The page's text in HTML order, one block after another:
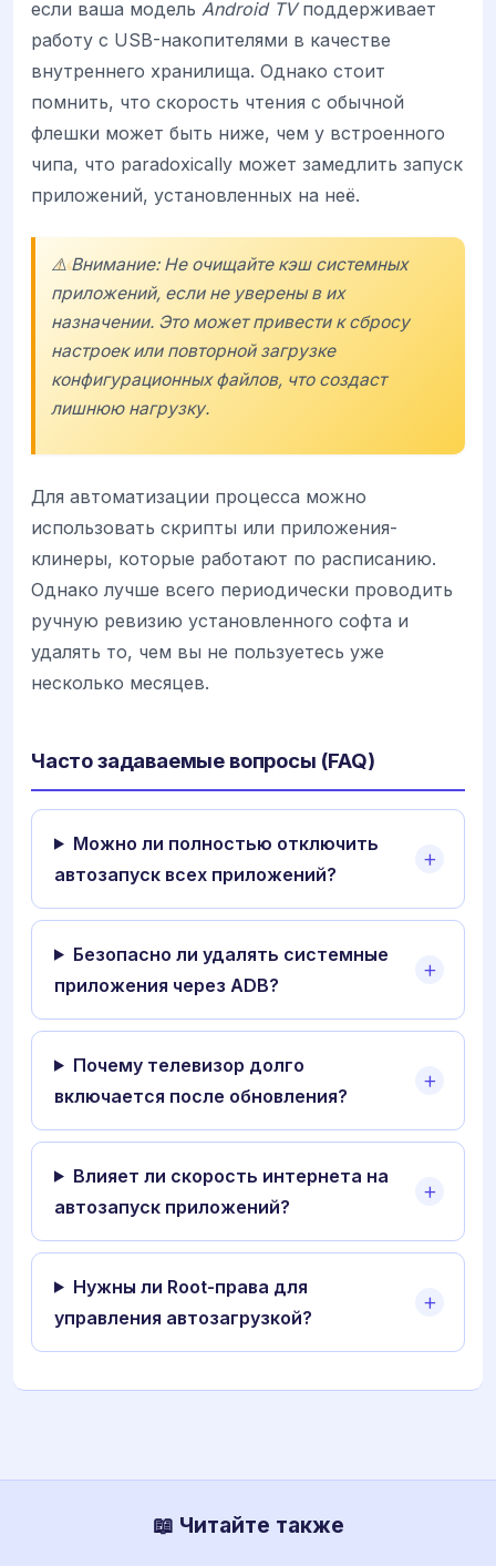
если ваша модель Android TVподдерживает
работу с USB-накопителями в качестве
внутреннего хранилища. Однако стоит
помнить, что скорость чтения с обычной
флешки может быть ниже, чем у встроенного
чипа, что paradoxically может замедлить запуск
приложений, установленных на неё.
⚠️ Внимание: Не очищайте кэш системных
приложений, если не уверены в их
назначении. Это может привести к сбросу
настроек или повторной загрузке
конфигурационных файлов, что создаст
лишнюю нагрузку.
Для автоматизации процесса можно
использовать скрипты или приложения-
клинеры, которые работают по расписанию.
Однако лучше всего периодически проводить
ручную ревизию установленного софта и
удалять то, чем вы не пользуетесь уже
несколько месяцев.
Часто задаваемые вопросы (FAQ)
Можно ли полностью отключить
автозапуск всех приложений?
Безопасно ли удалять системные
приложения через ADB?
Почему телевизор долго
включается после обновления?
Влияет ли скорость интернета на
автозапуск приложений?
Нужны ли Root-права для
управления автозагрузкой?
📖 Читайте также